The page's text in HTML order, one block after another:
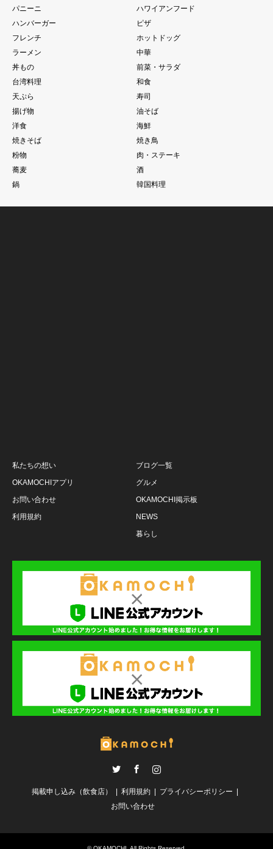
パニーニ
ハワイアンフード
ハンバーガー
ピザ
フレンチ
ホットドッグ
ラーメン
中華
丼もの
前菜・サラダ
台湾料理
和食
天ぷら
寿司
揚げ物
油そば
洋食
海鮮
焼きそば
焼き鳥
粉物
肉・ステーキ
蕎麦
酒
鍋
韓国料理
私たちの想い
OKAMOCHIアプリ
お問い合わせ
利用規約
ブログ一覧
グルメ
OKAMOCHI掲示板
NEWS
暮らし
掲載申し込み（飲食店） 利用規約
プライバシーポリシー
お問い合わせ